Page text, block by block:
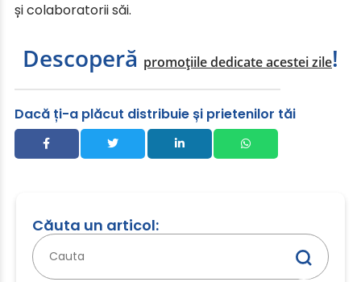
Căuta un articol:
Caută
după:
și colaboratorii săi.
Descoperă promoțiile dedicate acestei zile!
Dacă ți-a plăcut distribuie și prietenilor tăi